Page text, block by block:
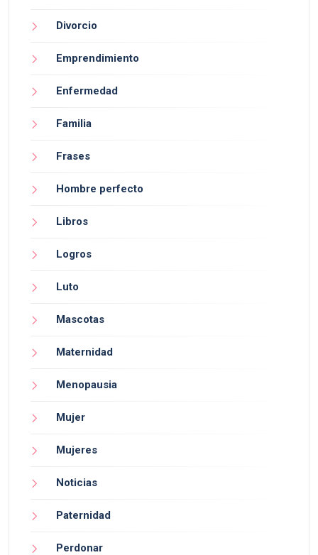
Divorcio
Emprendimiento
Enfermedad
Familia
Frases
Hombre perfecto
Libros
Logros
Luto
Mascotas
Maternidad
Menopausia
Mujer
Mujeres
Noticias
Paternidad
Perdonar